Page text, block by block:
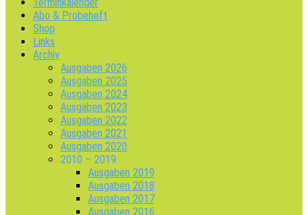
Abo & Probeheft
Shop
Links
Archiv
Ausgaben 2026
Ausgaben 2025
Ausgaben 2024
Ausgaben 2023
Ausgaben 2022
Ausgaben 2021
Ausgaben 2020
2010 – 2019
Ausgaben 2019
Ausgaben 2018
Ausgaben 2017
Ausgaben 2016